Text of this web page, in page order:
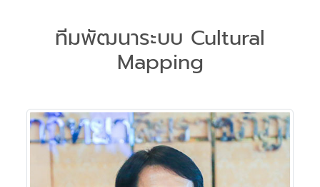
ทีมพัฒนาระบบ Cultural
Mapping